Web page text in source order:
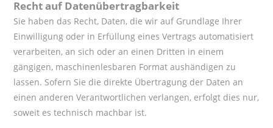
Recht auf Datenübertragbarkeit
Sie haben das Recht, Daten, die wir auf Grundlage Ihrer
Einwilligung oder in Erfüllung eines Vertrags automatisiert
verarbeiten, an sich oder an einen Dritten in einem
gängigen, maschinenlesbaren Format aushändigen zu
lassen. Sofern Sie die direkte Übertragung der Daten an
einen anderen Verantwortlichen verlangen, erfolgt dies nur,
soweit es technisch machbar ist.